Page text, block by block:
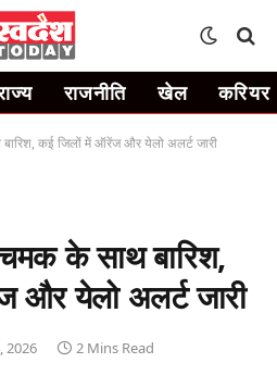
राजनीति खेल करियर
कई जिलों में ऑरेंज और येलो अलर्ट जारी
के साथ बारिश,
येलो अलर्ट जारी
2026 2 Mins Read